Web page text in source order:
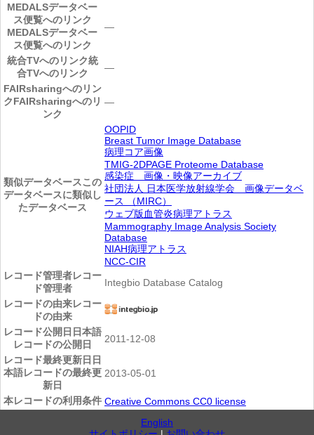
MEDALSデータベー
ス便覧へのリンク
MEDALSデータベー
ス便覧へのリンク
―
統合TVへのリンク統
合TVへのリンク
―
FAIRsharingへのリン
クFAIRsharingへのリ
ンク
―
類似データベースこの
データベースに類似し
たデータベース
OOPID
Breast Tumor Image Database
病理コア画像
TMIG-2DPAGE Proteome Database
感染症 画像・映像アーカイブ
社団法人 日本医学放射線学会 画像データベ
ース （MIRC）
ウェブ版血管炎病理アトラス
Mammography Image Analysis Society
Database
NIAH病理アトラス
NCC-CIR
レコード管理者レコー
ド管理者
Integbio Database Catalog
レコードの由来レコー
ドの由来
レコード公開日 日本語
レコードの公開日
2011-12-08
レコード最終更新日 日
本語レコードの最終更
新日
2013-05-01
本レコードの利用条件 Creative Commons CC0 license
English